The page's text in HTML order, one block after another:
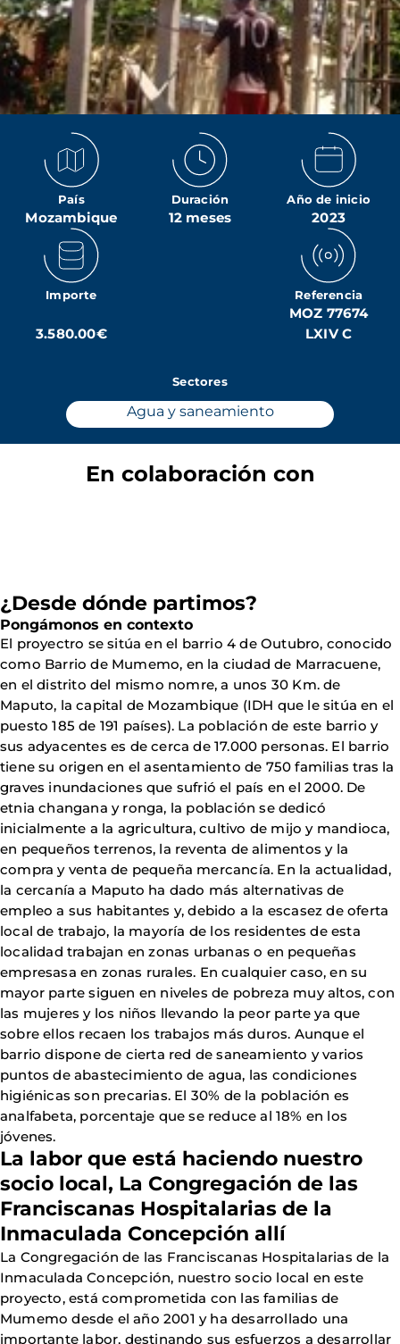
País
Mozambique
Duración
12 meses
Año de inicio
2023
Importe
3.580.00€
Referencia
MOZ 77674
LXIV C
Sectores
Agua y saneamiento
En colaboración con
¿Desde dónde partimos?
Pongámonos en contexto
El proyectro se sitúa en el barrio 4 de Outubro, conocido
como Barrio de Mumemo, en la ciudad de Marracuene,
en el distrito del mismo nomre, a unos 30 Km. de
Maputo, la capital de Mozambique (IDH que le sitúa en el
puesto 185 de 191 países). La población de este barrio y
sus adyacentes es de cerca de 17.000 personas. El barrio
tiene su origen en el asentamiento de 750 familias tras la
graves inundaciones que sufrió el país en el 2000. De
etnia changana y ronga, la población se dedicó
inicialmente a la agricultura, cultivo de mijo y mandioca,
en pequeños terrenos, la reventa de alimentos y la
compra y venta de pequeña mercancía. En la actualidad,
la cercanía a Maputo ha dado más alternativas de
empleo a sus habitantes y, debido a la escasez de oferta
local de trabajo, la mayoría de los residentes de esta
localidad trabajan en zonas urbanas o en pequeñas
empresasa en zonas rurales. En cualquier caso, en su
mayor parte siguen en niveles de pobreza muy altos, con
las mujeres y los niños llevando la peor parte ya que
sobre ellos recaen los trabajos más duros. Aunque el
barrio dispone de cierta red de saneamiento y varios
puntos de abastecimiento de agua, las condiciones
higiénicas son precarias. El 30% de la población es
analfabeta, porcentaje que se reduce al 18% en los
jóvenes.
La labor que está haciendo nuestro
socio local, La Congregación de las
Franciscanas Hospitalarias de la
Inmaculada Concepción allí
La Congregación de las Franciscanas Hospitalarias de la
Inmaculada Concepción, nuestro socio local en este
proyecto, está comprometida con las familias de
Mumemo desde el año 2001 y ha desarrollado una
importante labor, destinando sus esfuerzos a desarrollar